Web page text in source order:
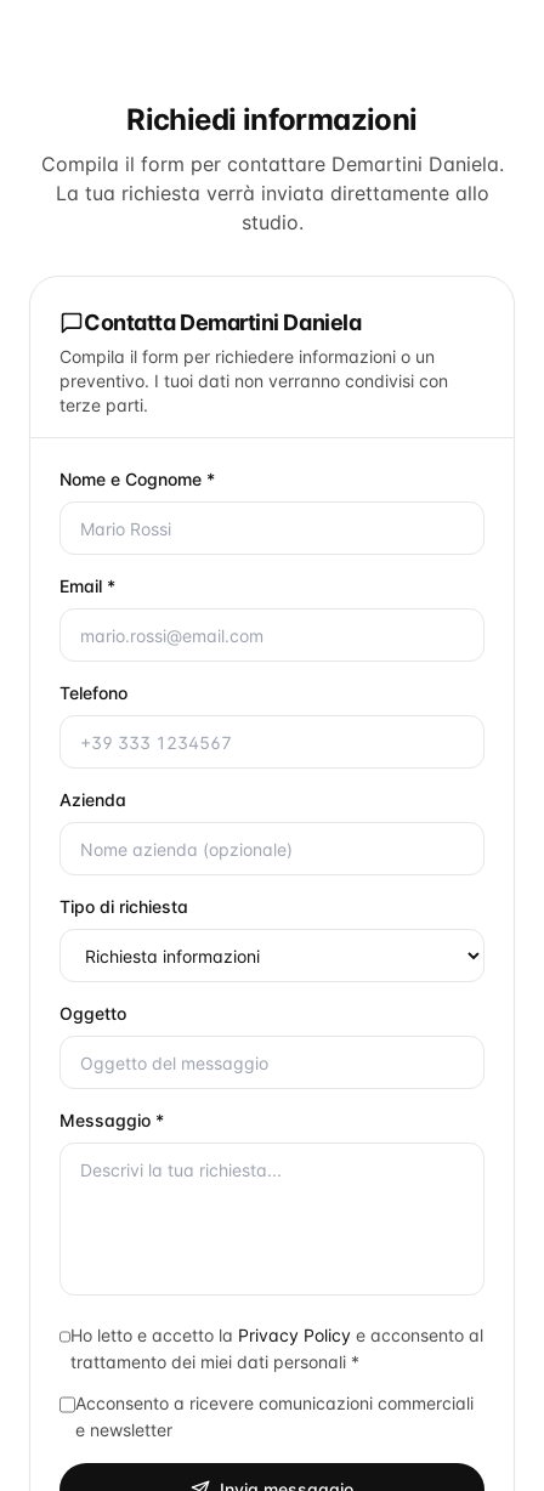
Richiedi informazioni
Compila il form per contattare Demartini Daniela.
La tua richiesta verrà inviata direttamente allo
studio.
ContattaDemartini Daniela
Compila il form per richiedere informazioni o un
preventivo. I tuoi dati non verranno condivisi con
terze parti.
Nome e Cognome *
Email *
Telefono
Azienda
Tipo di richiesta
Oggetto
Messaggio *
Ho letto e accetto la Privacy Policy e acconsento al
trattamento dei miei dati personali *
Acconsento a ricevere comunicazioni commerciali
e newsletter